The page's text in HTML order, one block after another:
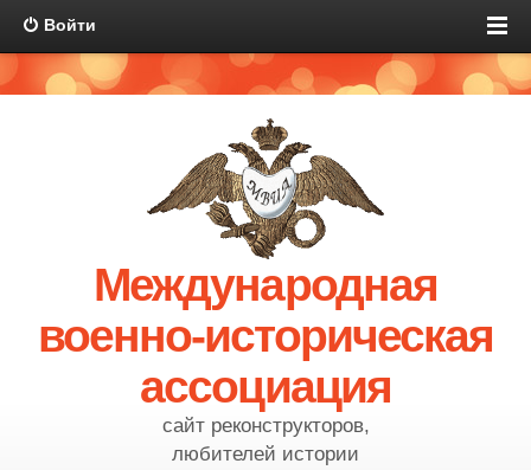
Войти
Международная
военно-историческая
ассоциация
сайт реконструкторов,
любителей истории